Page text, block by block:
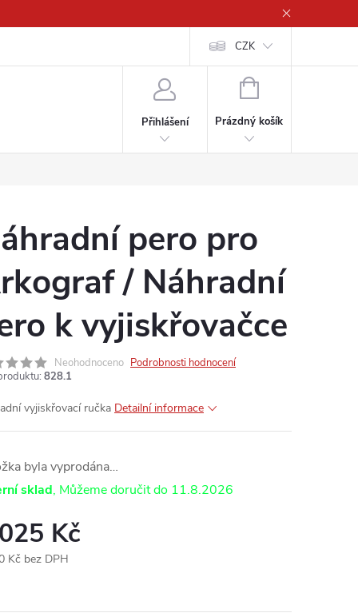
CZK
Přihlášení
NÁKUPNÍ
Prázdný košík
pero pro
/ Náhradní
k vyjiskřovačce
Neohodnoceno Podrobnosti hodnocení
828.1
vyjiskřovací ručka Detailní informace
byla vyprodána…
sklad
11.8.2026
Kč
Kč bez DPH